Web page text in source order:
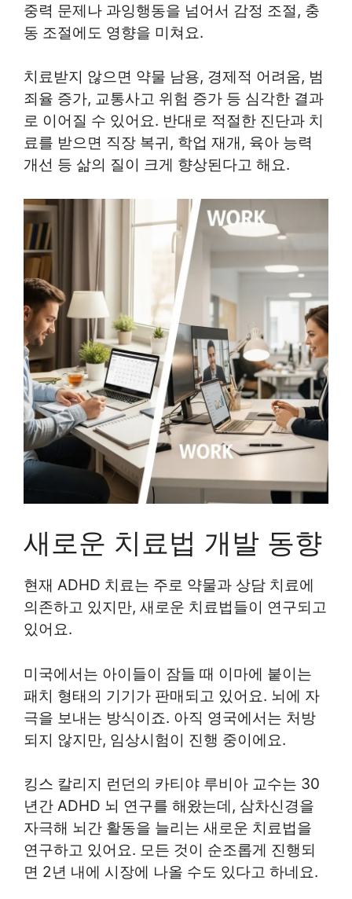
중력 문제나 과잉행동을 넘어서 감정 조절, 충
동 조절에도 영향을 미쳐요.
치료받지 않으면 약물 남용, 경제적 어려움, 범
죄율 증가, 교통사고 위험 증가 등 심각한 결과
로 이어질 수 있어요. 반대로 적절한 진단과 치
료를 받으면 직장 복귀, 학업 재개, 육아 능력
개선 등 삶의 질이 크게 향상된다고 해요.
새로운 치료법 개발 동향
현재 ADHD 치료는 주로 약물과 상담 치료에
의존하고 있지만, 새로운 치료법들이 연구되고
있어요.
미국에서는 아이들이 잠들 때 이마에 붙이는
패치 형태의 기기가 판매되고 있어요. 뇌에 자
극을 보내는 방식이죠. 아직 영국에서는 처방
되지 않지만, 임상시험이 진행 중이에요.
킹스 칼리지 런던의 카티야 루비아 교수는 30
년간 ADHD 뇌 연구를 해왔는데, 삼차신경을
자극해 뇌간 활동을 늘리는 새로운 치료법을
연구하고 있어요. 모든 것이 순조롭게 진행되
면 2년 내에 시장에 나올 수도 있다고 하네요.